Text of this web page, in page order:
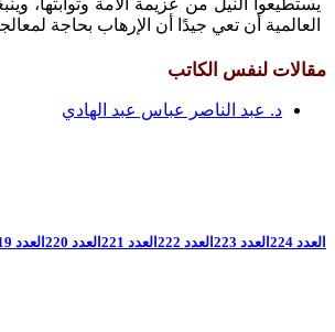
يستطيعوا النيل من عزيمة الأمة وثوابتها،
العالمية أن تعي جيدًا أن الإرهاب بحاجة
مقالات لنفس الكاتب
د. عبد الناصر عباس عبد الهادي
العدد 224 العدد 223 العدد 222 العدد 221 العدد 220 العدد 219